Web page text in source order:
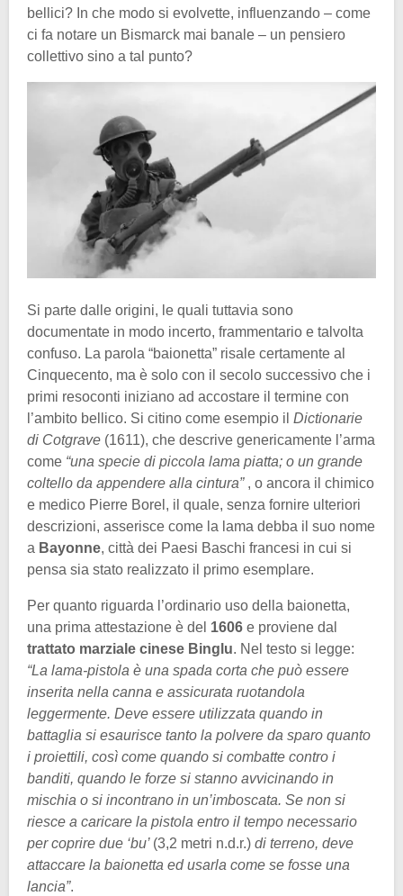
bellici? In che modo si evolvette, influenzando – come
ci fa notare un Bismarck mai banale – un pensiero
collettivo sino a tal punto?
Si parte dalle origini, le quali tuttavia sono
documentate in modo incerto, frammentario e talvolta
confuso. La parola “baionetta” risale certamente al
Cinquecento, ma è solo con il secolo successivo che i
primi resoconti iniziano ad accostare il termine con
l’ambito bellico. Si citino come esempio il Dictionarie
di Cotgrave (1611), che descrive genericamente l’arma
come “una specie di piccola lama piatta; o un grande
coltello da appendere alla cintura”, o ancora il chimico
e medico Pierre Borel, il quale, senza fornire ulteriori
descrizioni, asserisce come la lama debba il suo nome
a Bayonne, città dei Paesi Baschi francesi in cui si
pensa sia stato realizzato il primo esemplare.
Per quanto riguarda l’ordinario uso della baionetta,
una prima attestazione è del 1606 e proviene dal
trattato marziale cinese Binglu. Nel testo si legge:
“La lama-pistola è una spada corta che può essere
inserita nella canna e assicurata ruotandola
leggermente. Deve essere utilizzata quando in
battaglia si esaurisce tanto la polvere da sparo quanto
i proiettili, così come quando si combatte contro i
banditi, quando le forze si stanno avvicinando in
mischia o si incontrano in un’imboscata. Se non si
riesce a caricare la pistola entro il tempo necessario
per coprire due ‘bu’ (3,2 metri n.d.r.) di terreno, deve
attaccare la baionetta ed usarla come se fosse una
lancia”.